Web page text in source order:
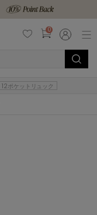
0
12ポケットリュック